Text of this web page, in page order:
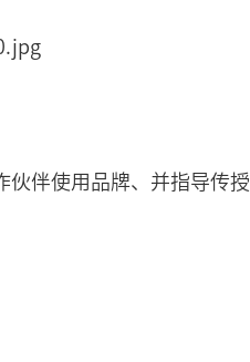
伙伴使用品牌、并指导传授